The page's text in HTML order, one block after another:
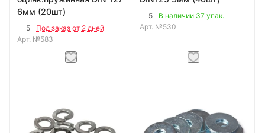
6мм (20шт)
5
Под заказ от 2 дней
Арт. №583
5
В наличии 37 упак.
Арт. №530